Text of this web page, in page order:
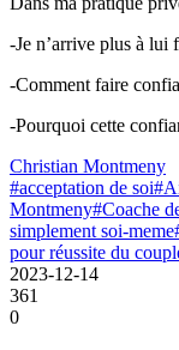
-Je n’arrive plus à lui
-Comment faire
-Pourquoi cette
Christian Montmeny
#acceptation de soi
Montmeny#Coache
simplement soi-meme
pour réussite du
2023-12-14
361
0